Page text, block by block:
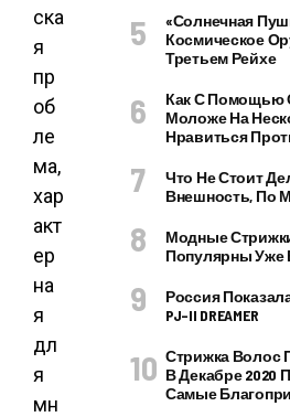
ска
я
пр
об
ле
ма,
хар
акт
ер
на
я
дл
я
мн
«Солнечная
Космическое
Третьем Рейхе
Как С Помощью
Моложе На
Нравиться
Что Не Стоит
Внешность, По
Модные
Популярны Уже
Россия
PJ–II DREAMER
Стрижка Волос
В Декабре 2020
Самые